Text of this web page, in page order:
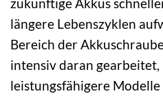
zukünftige Akkus
längere Lebenszyklen
Bereich der
intensiv daran
leistungsfähigere